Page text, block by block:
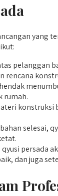
pelanggan
rencana
rumah.
selesai,
persada
dan juga